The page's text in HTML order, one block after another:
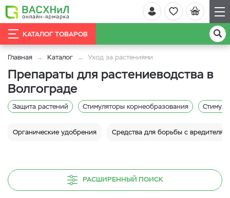
КАТАЛОГ ТОВАРОВ
Главная Каталог Уход за растениями
Препараты для растениеводства в
Волгограде
Защита растений Стимуляторы корнеобразования
Органические удобрения Средства для борьбы с
РАСШИРЕННЫЙ ПОИСК